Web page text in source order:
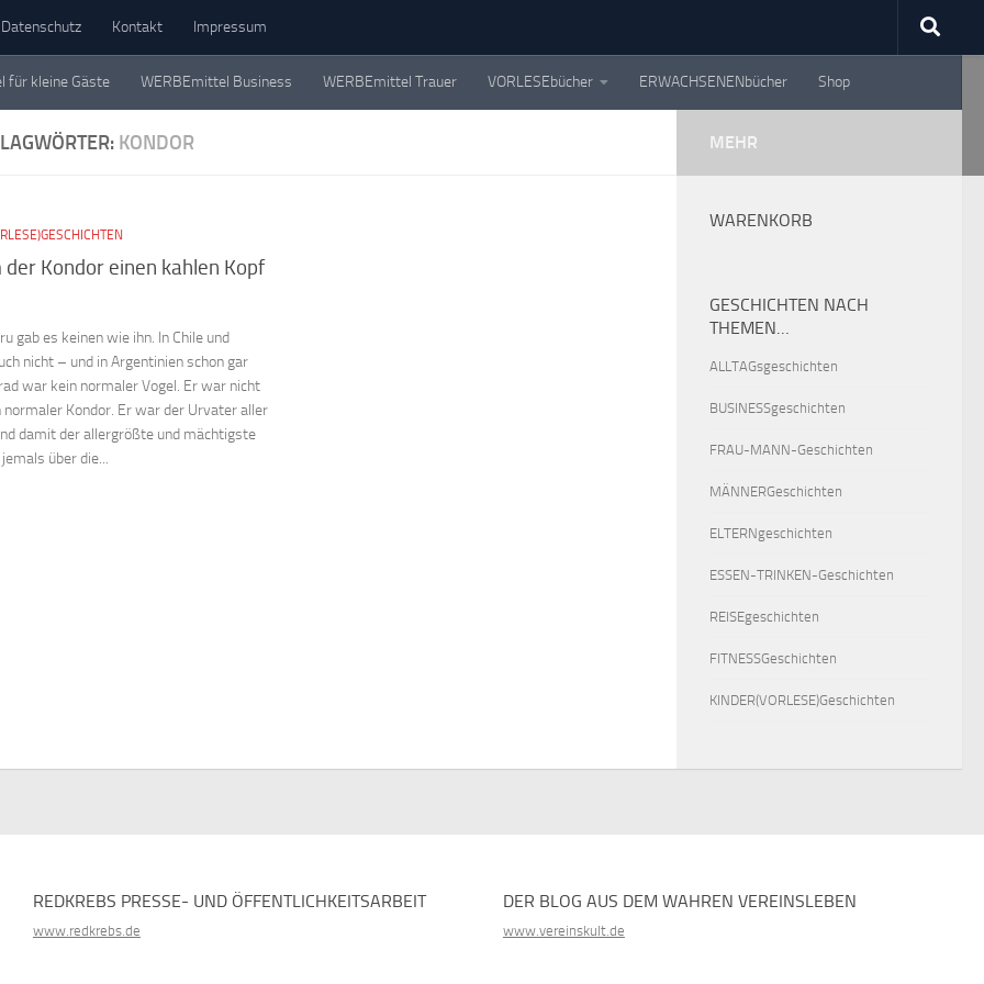
Datenschutz Kontakt Impressum
Einzeln, in Büchern und als Werbemittel.
für kleine Gäste WERBEmittel Business WERBEmittel Trauer VORLESEbücher ERWACHSENENbücher Shop
KONDOR
Kondor einen kahlen Kopf
gab es keinen wie ihn. In Chile und
nicht – und in Argentinien schon gar
war kein normaler Vogel. Er war nicht
normaler Kondor. Er war der Urvater aller
damit der allergrößte und mächtigste
über die...
MEHR
WARENKORB
GESCHICHTEN NACH
THEMEN…
ALLTAGsgeschichten
BUSINESSgeschichten
FRAU-MANN-Geschichten
MÄNNERGeschichten
ELTERNgeschichten
ESSEN-TRINKEN-Geschichten
REISEgeschichten
FITNESSGeschichten
KINDER(VORLESE)Geschichten
REDKREBS PRESSE- UND ÖFFENTLICHKEITSARBEIT
www.redkrebs.de
DER BLOG AUS DEM WAHREN VEREINSLEBEN
www.vereinskult.de